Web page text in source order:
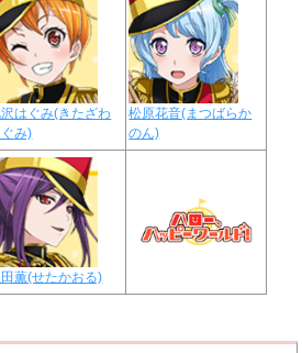
はぐみ(きたざわ
み)
松原花音(まつばらか
のん)
薫(せたかおる)